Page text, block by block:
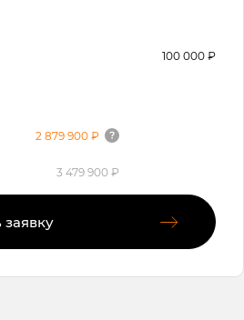
100 000 ₽
2 879 900 ₽
3 479 900 ₽
заявку